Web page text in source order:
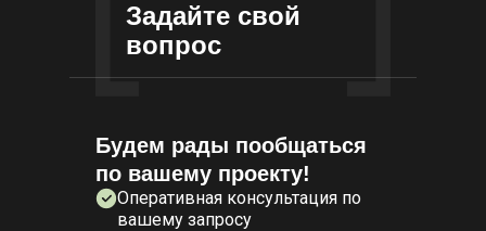
Задайте свой
вопрос
Будем рады пообщаться
по вашему проекту!
Оперативная консультация по
вашему запросу